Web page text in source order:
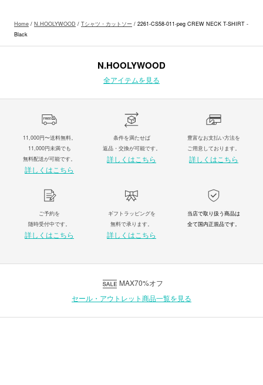
Home / N.HOOLYWOOD / Tシャツ・カットソー / 2261-CS58-011-peg CREW NECK T-SHIRT -
Black
N.HOOLYWOOD
全アイテムを見る
11,000円〜送料無料。
11,000円未満でも
無料配送が可能です。
詳しくはこちら
条件を満たせば
返品・交換が可能です。
詳しくはこちら
豊富なお支払い方法を
ご用意しております。
詳しくはこちら
ご予約を
随時受付中です。
詳しくはこちら
ギフトラッピングを
無料で承ります。
詳しくはこちら
当店で取り扱う商品は
全て国内正規品です。
MAX70%オフ
セール・アウトレット商品一覧を見る